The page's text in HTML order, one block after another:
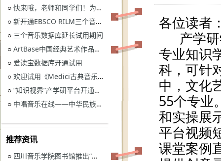
○ 快来哦，老师和同学们！为川音图书馆“十四五”规划建言献策
○ 新开通EBSCO RILM三个音乐类数据库免费试用
○ 三个音乐数据库延长试用期间
○ ArtBase中国经典艺术作品数据库继续开通试用通知
○ 爱读宝数据库开通试用
○ 欢迎试用《Medici古典音乐视听图书馆》
○ “知识视界”产学研平台开通试用通知
○ 中唱音乐在线——中华民族音乐与戏曲资源库开通试用
推荐资讯
○ 四川音乐学院图书馆推出“忆长征？书香路”纪念中国工农红军长征胜利90周年系列活动